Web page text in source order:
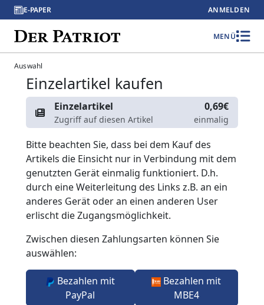
E-PAPER ANMELDEN
MENÜ
Auswahl
Einzelartikel kaufen
Einzelartikel
Zugriff auf diesen Artikel
0,69€
einmalig
Bitte beachten Sie, dass bei dem Kauf des
Artikels die Einsicht nur in Verbindung mit dem
genutzten Gerät einmalig funktioniert. D.h.
durch eine Weiterleitung des Links z.B. an ein
anderes Gerät oder an einen anderen User
erlischt die Zugangsmöglichkeit.
Zwischen diesen Zahlungsarten können Sie
auswählen:
Bezahlen mit
PayPal
Bezahlen mit
MBE4